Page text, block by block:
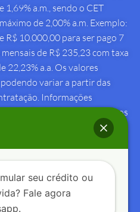
1,69% a.m., sendo o CET
de 2,00% a.m. Exemplo:
10.000,00 para ser pago 7
de R$ 235,23 com taxa
22,23% a.a. Os valores
variar a partir das
Informações
aniversário: Taxa de juros
máximo de 1,92% a.m. e
seu crédito ou
Fale agora